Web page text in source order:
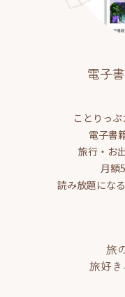
電子
ことりっ
電子書
旅行・お
月額
読み放題にな
旅
旅好